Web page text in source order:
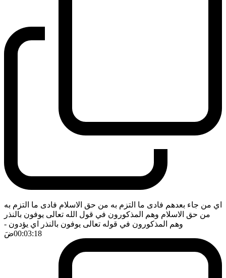
اي من جاء بعدهم فادى ما التزم به من حق الاسلام فادى ما التزم به
من حق الاسلام وهم المذكورون في قول الله تعالى يوفون بالنذر
وهم المذكورون في قوله تعالى يوفون بالنذر اي يؤدون -
00:03:18ضَ